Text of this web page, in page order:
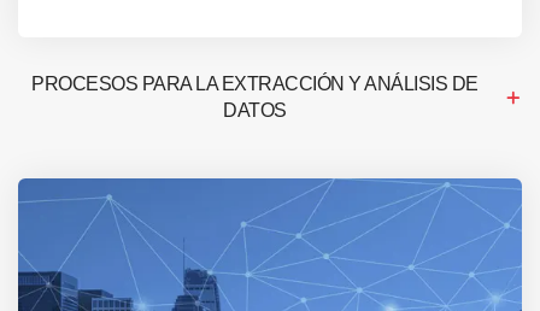
PROCESOS PARA LA EXTRACCIÓN Y ANÁLISIS DE
DATOS